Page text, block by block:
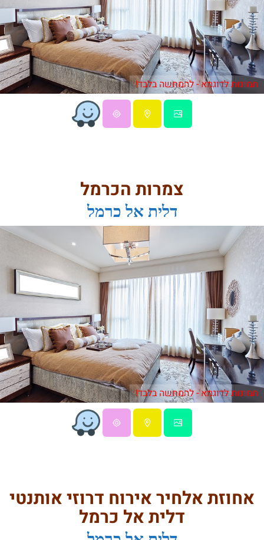
תמונות לדוגמא - להמחשה בלבד!
צמרות הכרמל
דלית אל כרמל
תמונות לדוגמא - להמחשה בלבד!
אחוזת אלחיר אירוח דרוזי אותנטי
דלית אל כרמל